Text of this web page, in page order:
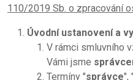
110/2019 Sb. o zpracování
Úvodní ustanovení a
V rámci smluvního
Vámi jsme
Termíny "správce", "